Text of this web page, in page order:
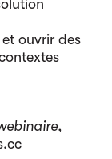
ouvrir des